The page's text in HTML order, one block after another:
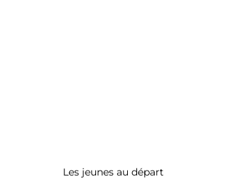
Les jeunes au départ